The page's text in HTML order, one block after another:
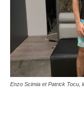
Enzo Scimia et Patrick Tocu,